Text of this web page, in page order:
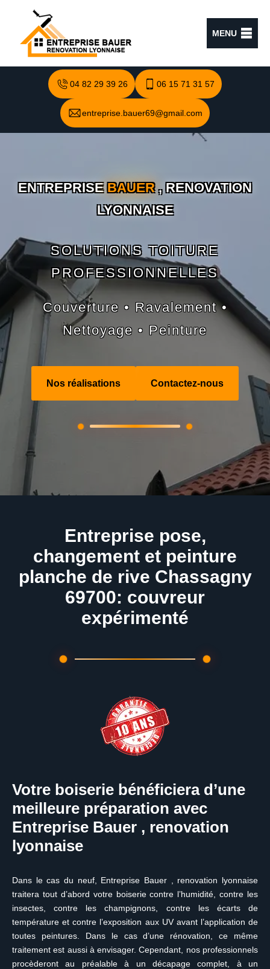
MENU
04 82 29 39 26 06 15 71 31 57
entreprise.bauer69@gmail.com
ENTREPRISEBAUER, RENOVATION
LYONNAISE
SOLUTIONS TOITURE
PROFESSIONNELLES
Couverture • Ravalement •
Nettoyage • Peinture
Nos réalisations Contactez-nous
Entreprise pose,
changement et peinture
planche de rive Chassagny
69700: couvreur
expérimenté
Votre boiserie bénéficiera d’une
meilleure préparation avec
Entreprise Bauer , renovation
lyonnaise
Dans le cas du neuf, Entreprise Bauer , renovation lyonnaise
traitera tout d’abord votre boiserie contre l’humidité, contre les
insectes, contre les champignons, contre les écarts de
température et contre l’exposition aux UV avant l’application de
toutes peintures. Dans le cas d’une rénovation, ce même
traitement est aussi à envisager. Cependant, nos professionnels
procèderont au préalable à un décapage complet, à un